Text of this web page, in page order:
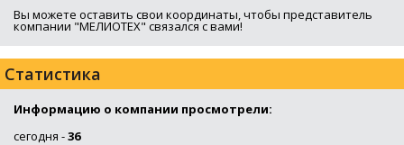
Вы можете оставить свои координаты, чтобы представитель
компании "МЕЛИОТЕХ" связался с вами!
Статистика
Информацию о компании просмотрели:
сегодня -36